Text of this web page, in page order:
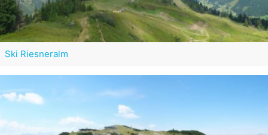
Ski Riesneralm